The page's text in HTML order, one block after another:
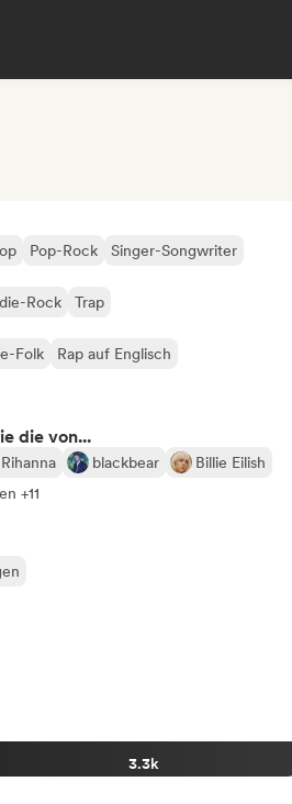
Pop-Rock Singer-Songwriter
Rock Trap
Folk
Rap auf Englisch
die von...
Rihanna blackbear
Billie Eilish
+11
3.3k